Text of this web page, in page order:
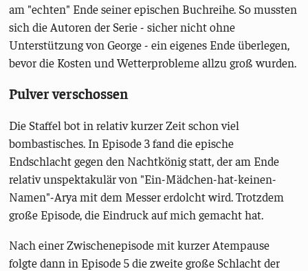
am "echten" Ende seiner epischen Buchreihe. So mussten
sich die Autoren der Serie - sicher nicht ohne
Unterstützung von George - ein eigenes Ende überlegen,
bevor die Kosten und Wetterprobleme allzu groß wurden.
Pulver verschossen
Die Staffel bot in relativ kurzer Zeit schon viel
bombastisches. In Episode 3 fand die epische
Endschlacht gegen den Nachtkönig statt, der am Ende
relativ unspektakulär von "Ein-Mädchen-hat-keinen-
Namen"-Arya mit dem Messer erdolcht wird. Trotzdem
große Episode, die Eindruck auf mich gemacht hat.
Nach einer Zwischenepisode mit kurzer Atempause
folgte dann in Episode 5 die zweite große Schlacht der